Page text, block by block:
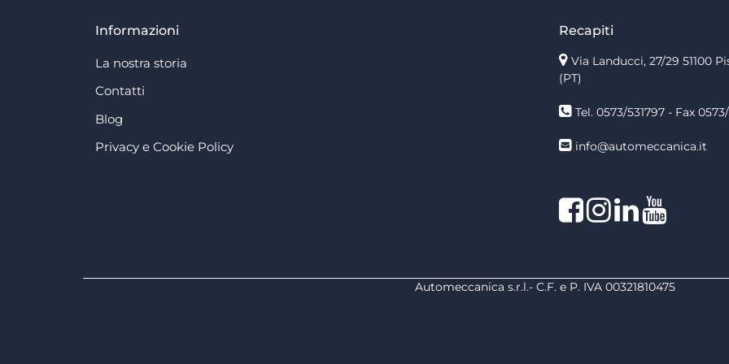
Informazioni
La nostra storia
Contatti
Blog
Privacy e Cookie Policy
Recapiti
Via Landucci, 27/29 51100
(PT)
Tel. 0573/531797 - Fax 0573/
info@automeccanica.it
FacebookInstagram
linkedin
Automeccanica s.r.l.- C.F. e P. IVA 00321810475